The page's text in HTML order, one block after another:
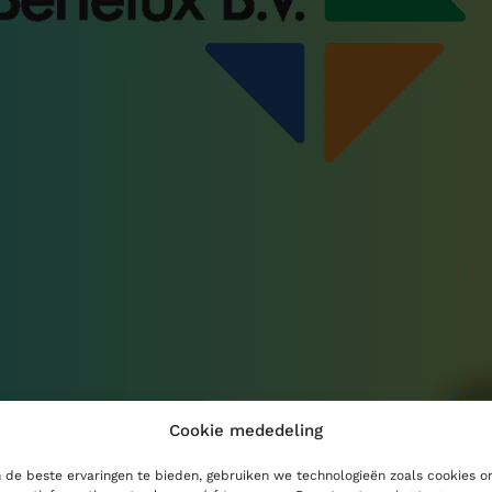
Cookie mededeling
de beste ervaringen te bieden, gebruiken we technologieën zoals cookies